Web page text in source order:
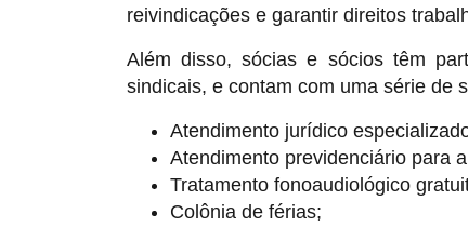
reivindicações e garantir direitos
Além disso, sócias e sócios têm
sindicais, e contam com uma série de
Atendimento jurídico
Atendimento previdenciário para
Tratamento fonoaudiológico
Colônia de férias;